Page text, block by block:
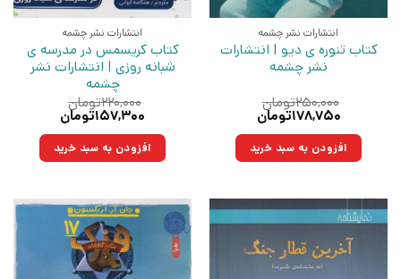
انتشارات نشر چشمه
کتاب تنوره ی دیو | انتشارات
نشر چشمه
۲۵۰,۰۰۰تومان
قیمت
۲۵۰,۰۰۰تومان
بود.
۱۷۸,۷۵۰تومان
۱۷۸,۷۵۰تومان.افزودن به سبد خرید
انتشارات نشر چشمه
کتاب کریسمس در مدرسه ی
شبانه روزی | انتشارات نشر
چشمه
۲۲۰,۰۰۰تومان
قیمت
۲۲۰,۰۰۰تومان
بود.
۱۵۷,۳۰۰تومان
۱۵۷,۳۰۰تومان.افزودن به سبد خرید